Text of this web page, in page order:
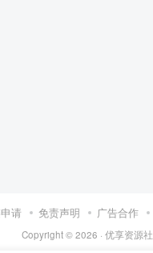
请 免责声明 广告合作
Copyright © 2026 · 优享资源社